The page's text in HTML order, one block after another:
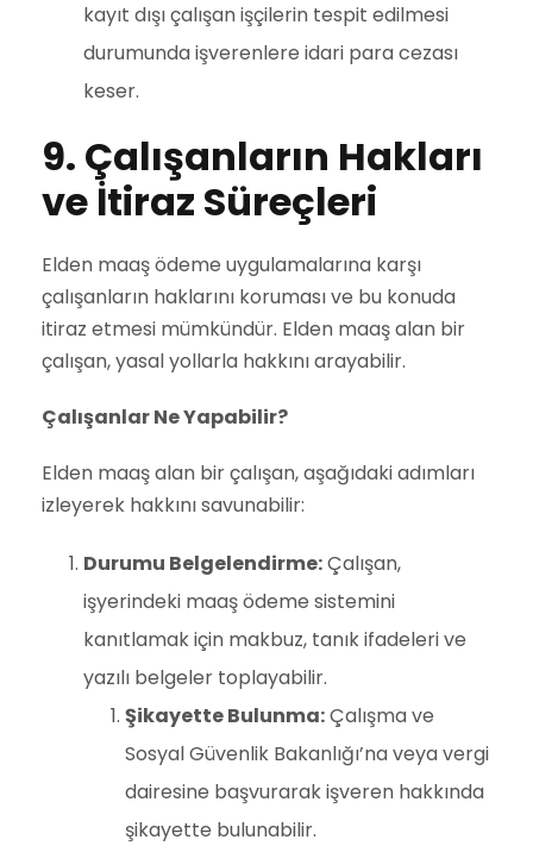
kayıt dışı çalışan işçilerin tespit edilmesi
durumunda işverenlere idari para cezası
keser.
9. Çalışanların Hakları
ve İtiraz Süreçleri
Elden maaş ödeme uygulamalarına karşı
çalışanların haklarını koruması ve bu konuda
itiraz etmesi mümkündür. Elden maaş alan bir
çalışan, yasal yollarla hakkını arayabilir.
Çalışanlar Ne Yapabilir?
Elden maaş alan bir çalışan, aşağıdaki adımları
izleyerek hakkını savunabilir:
Durumu Belgelendirme:Çalışan,
işyerindeki maaş ödeme sistemini
kanıtlamak için makbuz, tanık ifadeleri ve
yazılı belgeler toplayabilir.
Şikayette Bulunma:Çalışma ve
Sosyal Güvenlik Bakanlığı’na veya vergi
dairesine başvurarak işveren hakkında
şikayette bulunabilir.